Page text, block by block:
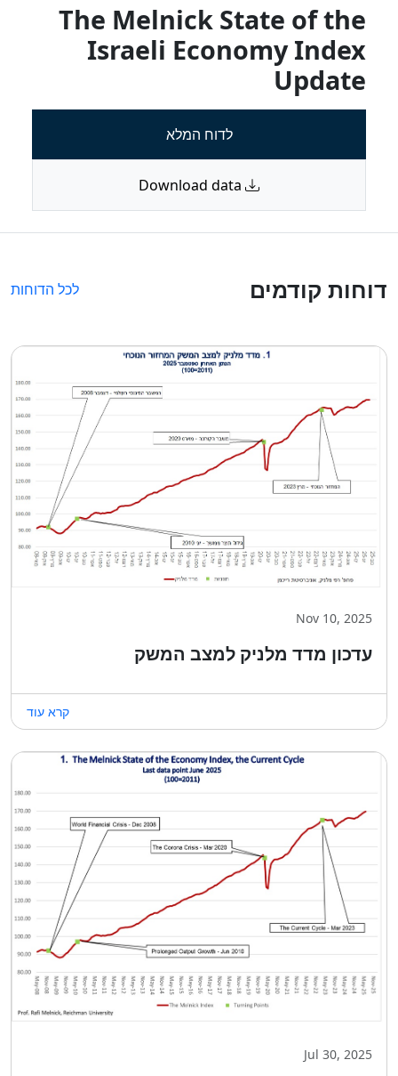
The Melnick State of the
Israeli Economy Index
Update
לדוח המלא
דוחות קודמים לכל הדוחות
Nov 10, 2025
עדכון מדד מלניק למצב המשק
קרא עוד
Jul 30, 2025